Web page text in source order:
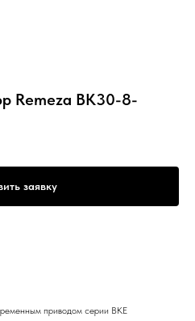
Remeza ВК30-8-
заявку
приводом серии ВКЕ